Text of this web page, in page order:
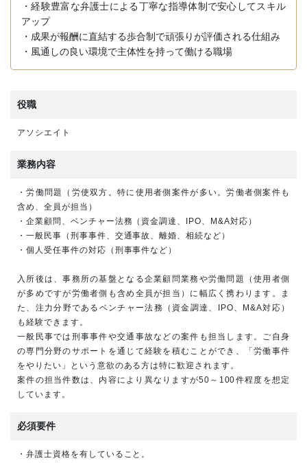
・経験豊富な弁護士による丁寧な指導体制で安心してスキル
アップ
・成果が報酬に直結する歩合制で頑張りが評価される仕組み
・風通しの良い環境で主体性を持って働ける職場
役職
アソシエイト
業務内容
・労働問題（労使双方。特に使用者側案件が多い。労働者側案件も
含め、全員が担当）
・企業顧問、ベンチャー法務（資金調達、IPO、M&A対応）
・一般民事（刑事事件、交通事故、離婚、相続など）
・個人受任事件の対応（刑事事件など）
入所後は、事務所の基盤となる企業顧問業務や労働問題（使用者側
が多めですが労働者側も含め全員が担当）に幅広く携わります。ま
た、注力分野であるベンチャー法務（資金調達、IPO、M&A対応）
も経験できます。
一般民事では刑事事件や交通事故などの案件も担当します。ご自身
の専門分野のサポートを通じて経験を積むことができ、「労働事件
をやりたい」という意欲のある方は特に歓迎されます。
案件の担当件数は、内容により異なりますが50～100件程度を想定
しています。
必須要件
・弁護士資格を有していること。